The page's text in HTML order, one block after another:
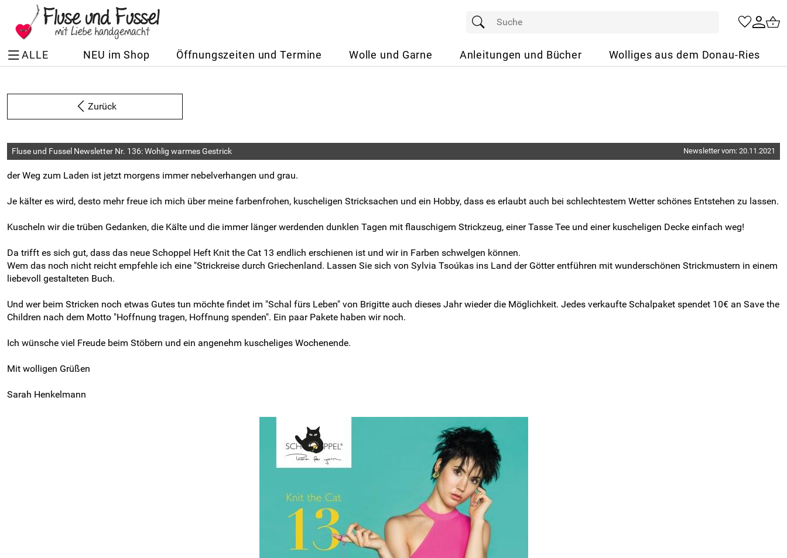
ALLE NEU im Shop Öffnungszeiten und Termine Wolle und Garne Anleitungen und Bücher Wolliges aus dem Donau-Ries
Zurück
Fluse und Fussel Newsletter Nr. 136: Wohlig warmes Gestrick Newsletter vom: 20.11.2021
der Weg zum Laden ist jetzt morgens immer nebelverhangen und grau.
Je kälter es wird, desto mehr freue ich mich über meine farbenfrohen, kuscheligen Stricksachen und ein Hobby, dass es erlaubt auch bei schlechtestem Wetter schönes Entstehen zu lassen.
Kuscheln wir die trüben Gedanken, die Kälte und die immer länger werdenden dunklen Tagen mit flauschigem Strickzeug, einer Tasse Tee und einer kuscheligen Decke einfach weg!
Da trifft es sich gut, dass das neue Schoppel Heft Knit the Cat 13 endlich erschienen ist und wir in Farben schwelgen können.
Wem das noch nicht reicht empfehle ich eine "Strickreise durch Griechenland. Lassen Sie sich von Sylvia Tsoúkas ins Land der Götter entführen mit wunderschönen Strickmustern in einem
liebevoll gestalteten Buch.
Und wer beim Stricken noch etwas Gutes tun möchte findet im "Schal fürs Leben" von Brigitte auch dieses Jahr wieder die Möglichkeit. Jedes verkaufte Schalpaket spendet 10€ an Save the
Children nach dem Motto "Hoffnung tragen, Hoffnung spenden". Ein paar Pakete haben wir noch.
Ich wünsche viel Freude beim Stöbern und ein angenehm kuscheliges Wochenende.
Mit wolligen Grüßen
Sarah Henkelmann